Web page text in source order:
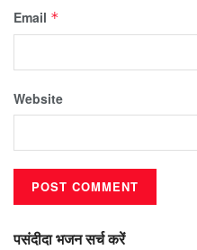
Email *
Website
पसंदीदा भजन सर्च करें